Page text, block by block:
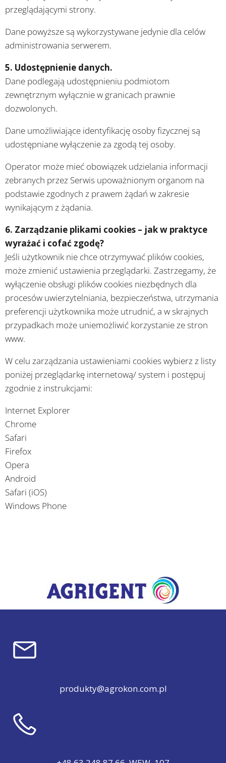
przeglądającymi strony.
Dane powyższe są wykorzystywane jedynie dla celów
administrowania serwerem.
5. Udostępnienie danych.
Dane podlegają udostępnieniu podmiotom
zewnętrznym wyłącznie w granicach prawnie
dozwolonych.
Dane umożliwiające identyfikację osoby fizycznej są
udostępniane wyłączenie za zgodą tej osoby.
Operator może mieć obowiązek udzielania informacji
zebranych przez Serwis upoważnionym organom na
podstawie zgodnych z prawem żądań w zakresie
wynikającym z żądania.
6. Zarządzanie plikami cookies – jak w praktyce
wyrażać i cofać zgodę?
Jeśli użytkownik nie chce otrzymywać plików cookies,
może zmienić ustawienia przeglądarki. Zastrzegamy, że
wyłączenie obsługi plików cookies niezbędnych dla
procesów uwierzytelniania, bezpieczeństwa, utrzymania
preferencji użytkownika może utrudnić, a w skrajnych
przypadkach może uniemożliwić korzystanie ze stron
www.
W celu zarządzania ustawieniami cookies wybierz z listy
poniżej przeglądarkę internetową/ system i postępuj
zgodnie z instrukcjami:
Internet Explorer
Chrome
Safari
Firefox
Opera
Android
Safari (iOS)
Windows Phone
produkty@agrokon.com.pl